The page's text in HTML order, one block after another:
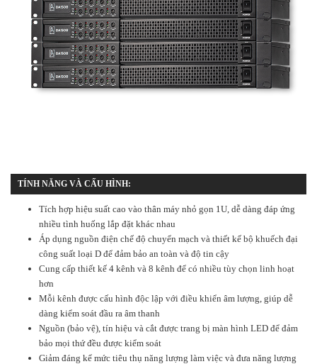
TÍNH NĂNG VÀ CẤU HÌNH:
Tích hợp hiệu suất cao vào thân máy nhỏ gọn 1U, dễ dàng đáp ứng
nhiều tình huống lắp đặt khác nhau
Áp dụng nguồn điện chế độ chuyển mạch và thiết kế bộ khuếch đại
công suất loại D để đảm bảo an toàn và độ tin cậy
Cung cấp thiết kế 4 kênh và 8 kênh để có nhiều tùy chọn linh hoạt
hơn
Mỗi kênh được cấu hình độc lập với điều khiển âm lượng, giúp dễ
dàng kiểm soát đầu ra âm thanh
Nguồn (bảo vệ), tín hiệu và cắt được trang bị màn hình LED để đảm
bảo mọi thứ đều được kiểm soát
Giảm đáng kể mức tiêu thụ năng lượng làm việc và đưa năng lượng